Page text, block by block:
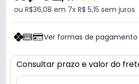
ou R$36,08 em 7x R$ 5,15 sem juros
Ver formas de pagamento
Consultar prazo e valor do